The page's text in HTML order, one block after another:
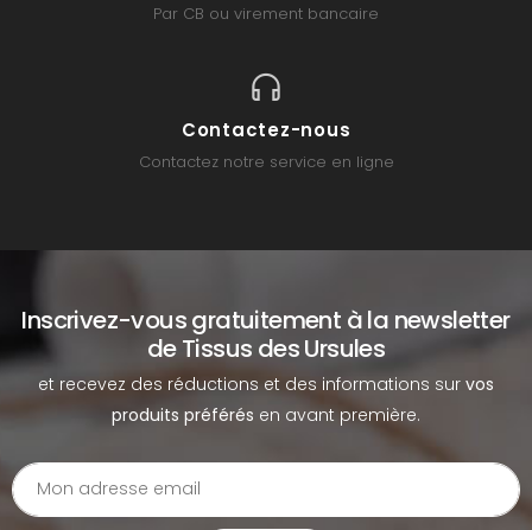
Par CB ou virement bancaire
Contactez-nous
Contactez notre service en ligne
Inscrivez-vous gratuitement à la newsletter
de Tissus des Ursules
et recevez des réductions et des informations sur vos
produits préférés en avant première.